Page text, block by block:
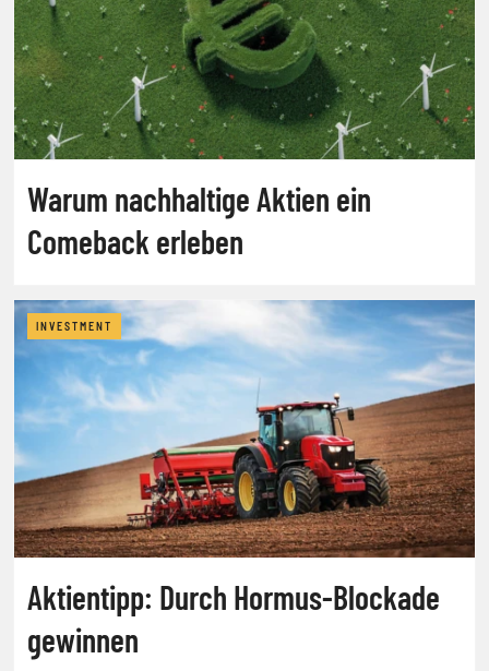
Warum nachhaltige Aktien ein
Comeback erleben
INVESTMENT
Aktientipp: Durch Hormus-Blockade
gewinnen